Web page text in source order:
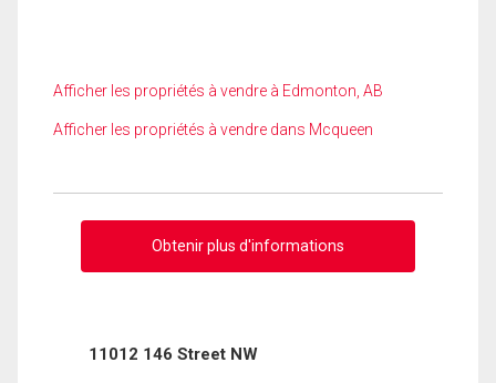
Afficher les propriétés à vendre à Edmonton, AB
Afficher les propriétés à vendre dans Mcqueen
Obtenir plus d'informations
11012 146 Street NW